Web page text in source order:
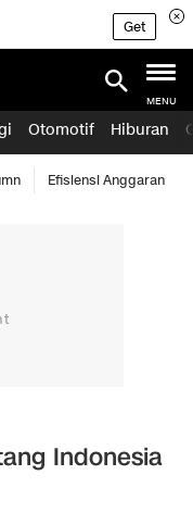
Get
MENU
Otomotif Hiburan
Efisiensi Anggaran
Indonesia